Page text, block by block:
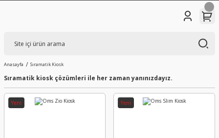
Anasayfa Sıramatik Kiosk
Sıramatik kiosk çözümleri ile her zaman yanınızdayız.
Yeni Yeni